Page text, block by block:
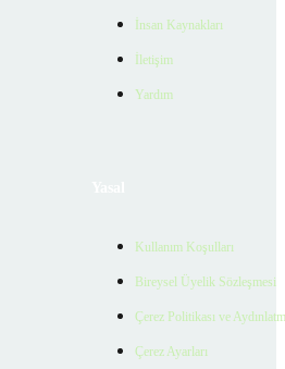
İnsan Kaynakları
İletişim
Yardım
Kullanım Koşulları
Bireysel Üyelik Sözleşmesi
Çerez Politikası ve
Çerez Ayarları